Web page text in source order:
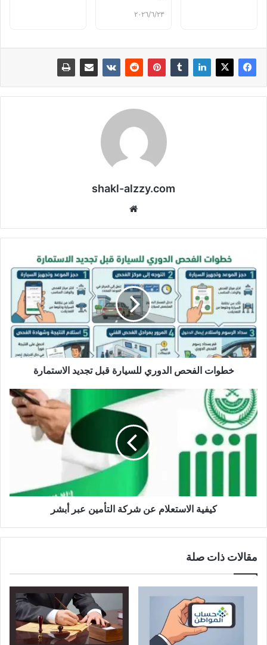
٢٣‏/٦‏/٢٠٢٦
shakl-alzzy.com
خطوات الفحص الدوري للسيارة قبل تجديد الاستمارة
كيفية الاستعلام عن شركة التأمين عبر أبشر
مقالات ذات صلة